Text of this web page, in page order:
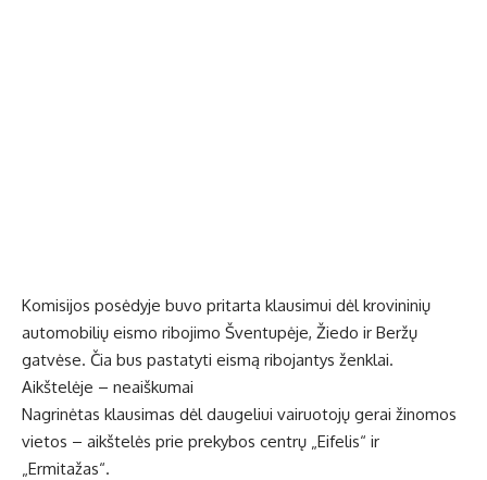
Komisijos posėdyje buvo pritarta klausimui dėl krovininių
automobilių eismo ribojimo Šventupėje, Žiedo ir Beržų
gatvėse. Čia bus pastatyti eismą ribojantys ženklai.
Aikštelėje – neaiškumai
Nagrinėtas klausimas dėl daugeliui vairuotojų gerai žinomos
vietos – aikštelės prie prekybos centrų „Eifelis“ ir
„Ermitažas“.